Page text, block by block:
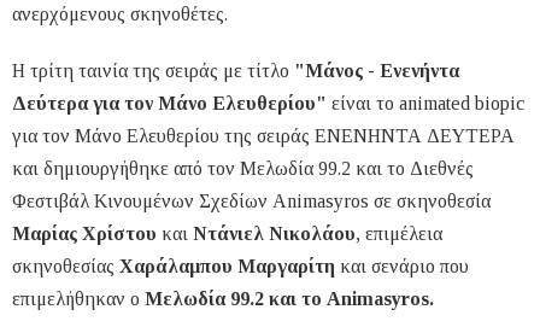
ανερχόμενους σκηνοθέτες.
Η τρίτη ταινία της σειράς με τίτλο "Μάνος - Ενενήντα
Δεύτερα για τον Μάνο Ελευθερίου" είναι το animated biopic
για τον Μάνο Ελευθερίου της σειράς ΕΝΕΝΗΝΤΑ ΔΕΥΤΕΡΑ
και δημιουργήθηκε από τον Μελωδία 99.2 και το Διεθνές
Φεστιβάλ Κινουμένων Σχεδίων Animasyros σε σκηνοθεσία
Μαρίας Χρίστου και Ντάνιελ Νικολάου, επιμέλεια
σκηνοθεσίας Χαράλαμπου Μαργαρίτη και σενάριο που
επιμελήθηκαν ο Μελωδία 99.2 και το Animasyros.